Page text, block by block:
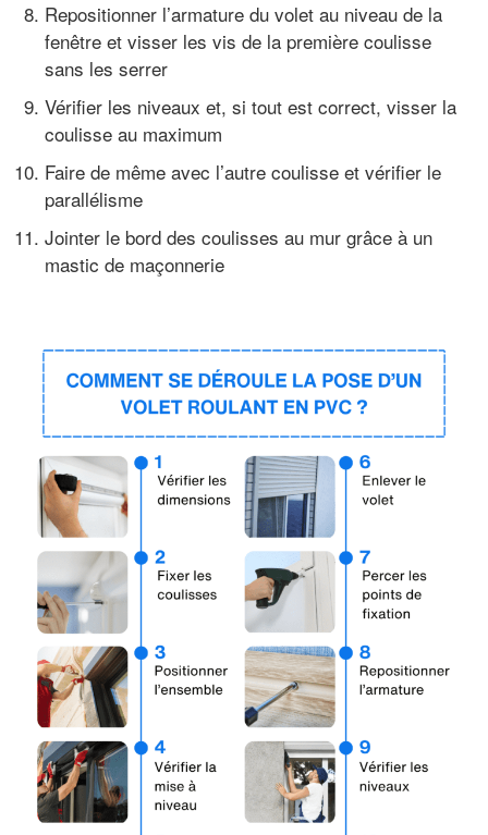
Repositionner l’armature du volet au niveau de la
fenêtre et visser les vis de la première coulisse
sans les serrer
Vérifier les niveaux et, si tout est correct, visser la
coulisse au maximum
Faire de même avec l’autre coulisse et vérifier le
parallélisme
Jointer le bord des coulisses au mur grâce à un
mastic de maçonnerie